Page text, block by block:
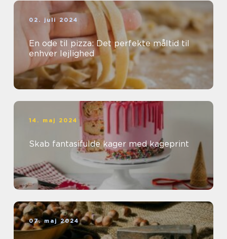
02. juli 2024
En ode til pizza: Det perfekte måltid til
enhver lejlighed
14. maj 2024
Skab fantasifulde kager med kageprint
07. maj 2024